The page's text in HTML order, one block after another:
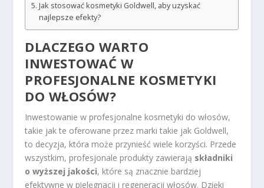
Jak stosować kosmetyki Goldwell, aby uzyskać
najlepsze efekty?
DLACZEGO WARTO
INWESTOWAĆ W
PROFESJONALNE KOSMETYKI
DO WŁOSÓW?
Inwestowanie w profesjonalne kosmetyki do włosów,
takie jak te oferowane przez marki takie jak Goldwell,
to decyzja, która może przynieść wiele korzyści. Przede
wszystkim, profesjonale produkty zawierają składniki
o wyższej jakości, które są znacznie bardziej
efektywne w pielęgnacji i regeneracji włosów. Dzięki